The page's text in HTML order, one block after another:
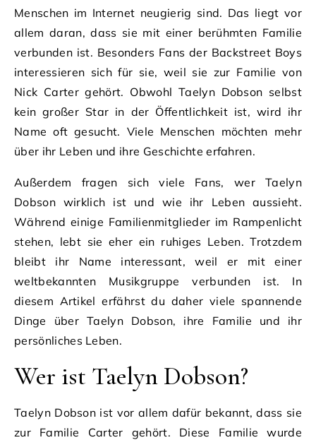
Menschen im Internet neugierig sind. Das liegt vor
allem daran, dass sie mit einer berühmten Familie
verbunden ist. Besonders Fans der Backstreet Boys
interessieren sich für sie, weil sie zur Familie von
Nick Carter gehört. Obwohl Taelyn Dobson selbst
kein großer Star in der Öffentlichkeit ist, wird ihr
Name oft gesucht. Viele Menschen möchten mehr
über ihr Leben und ihre Geschichte erfahren.
Außerdem fragen sich viele Fans, wer Taelyn
Dobson wirklich ist und wie ihr Leben aussieht.
Während einige Familienmitglieder im Rampenlicht
stehen, lebt sie eher ein ruhiges Leben. Trotzdem
bleibt ihr Name interessant, weil er mit einer
weltbekannten Musikgruppe verbunden ist. In
diesem Artikel erfährst du daher viele spannende
Dinge über Taelyn Dobson, ihre Familie und ihr
persönliches Leben.
Wer ist Taelyn Dobson?
Taelyn Dobson ist vor allem dafür bekannt, dass sie
zur Familie Carter gehört. Diese Familie wurde